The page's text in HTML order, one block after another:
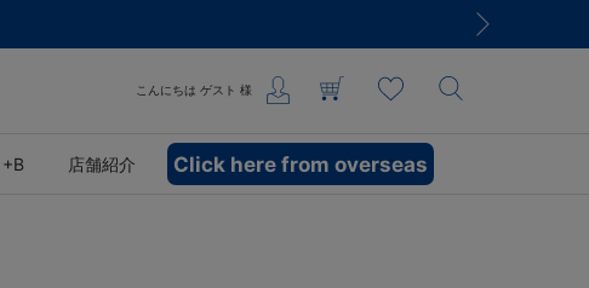
こんにちは ゲスト 様
+B 店舗紹介 Click here from overseas